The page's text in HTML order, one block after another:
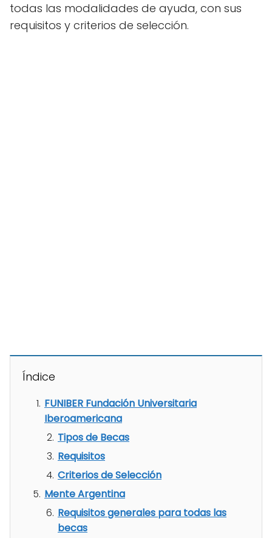
todas las modalidades de ayuda, con sus
requisitos y criterios de selección.
Índice
FUNIBER Fundación Universitaria
Iberoamericana
Tipos de Becas
Requisitos
Criterios de Selección
Mente Argentina
Requisitos generales para todas las
becas